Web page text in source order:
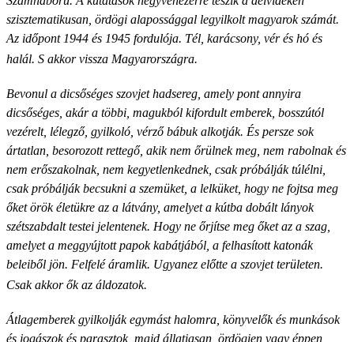
szisztematikusan, ördögi alapossággal legyilkolt magyarok számát.
Az időpont 1944 és 1945 fordulója. Tél, karácsony, vér és hó és
halál. S akkor vissza Magyarországra.
Bevonul a dicsőséges szovjet hadsereg, amely pont annyira
dicsőséges, akár a többi, magukból kifordult emberek, bosszútól
vezérelt, lélegző, gyilkoló, vérző bábuk alkotják. És persze sok
ártatlan, besorozott rettegő, akik nem őrülnek meg, nem rabolnak és
nem erőszakolnak, nem kegyetlenkednek, csak próbálják túlélni,
csak próbálják becsukni a szemüket, a lelküket, hogy ne fojtsa meg
őket örök életükre az a látvány, amelyet a kútba dobált lányok
szétszabdalt testei jelentenek. Hogy ne őrjítse meg őket az a szag,
amelyet a meggyújtott papok kabátjából, a felhasított katonák
beleiből jön. Felfelé áramlik. Ugyanez előtte a szovjet területen.
Csak akkor ők az áldozatok.
Átlagemberek gyilkolják egymást halomra, könyvelők és munkások
és jogászok és parasztok, majd állatiasan, ördögien vagy éppen